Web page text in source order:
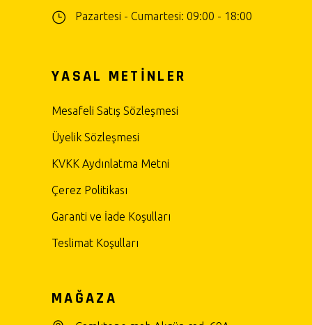
Pazartesi - Cumartesi: 09:00 - 18:00
YASAL METİNLER
Mesafeli Satış Sözleşmesi
Üyelik Sözleşmesi
KVKK Aydınlatma Metni
Çerez Politikası
Garanti ve İade Koşulları
Teslimat Koşulları
MAĞAZA